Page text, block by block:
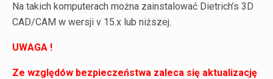
Na takich komputerach można zainstalować Dietrich’s 3D
CAD/CAM w wersji v 15.x lub niższej.
UWAGA !
Ze względów bezpieczeństwa zaleca się aktualizację